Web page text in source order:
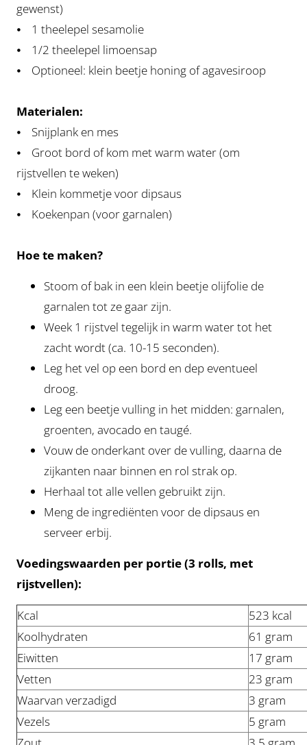
gewenst)
⦁ 1 theelepel sesamolie
⦁ 1/2 theelepel limoensap
⦁ Optioneel: klein beetje honing of agavesiroop
Materialen:
⦁ Snijplank en mes
⦁ Groot bord of kom met warm water (om
rijstvellen te weken)
⦁ Klein kommetje voor dipsaus
⦁ Koekenpan (voor garnalen)
Hoe te maken?
Stoom of bak in een klein beetje olijfolie de
garnalen tot ze gaar zijn.
Week 1 rijstvel tegelijk in warm water tot het
zacht wordt (ca. 10-15 seconden).
Leg het vel op een bord en dep eventueel
droog.
Leg een beetje vulling in het midden: garnalen,
groenten, avocado en taugé.
Vouw de onderkant over de vulling, daarna de
zijkanten naar binnen en rol strak op.
Herhaal tot alle vellen gebruikt zijn.
Meng de ingrediënten voor de dipsaus en
serveer erbij.
Voedingswaarden per portie (3 rolls, met
rijstvellen):
Kcal
523 kcal
Koolhydraten
61 gram
Eiwitten
17 gram
Vetten
23 gram
Waarvan verzadigd
3 gram
Vezels
5 gram